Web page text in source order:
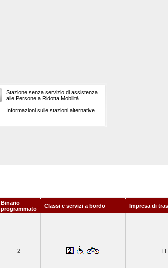
Stazione senza servizio di assistenza
alle Persone a Ridotta Mobilità.
Informazioni sulle stazioni alternative
Binario
programmato
Classi e servizi a bordo Impresa di
2 TI